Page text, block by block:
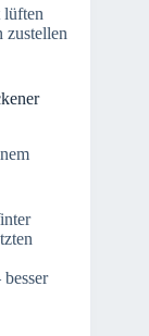
lüften
zustellen